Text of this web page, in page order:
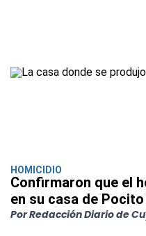
HOMICIDIO
Confirmaron que el
en su casa de
Por Redacción Diario de